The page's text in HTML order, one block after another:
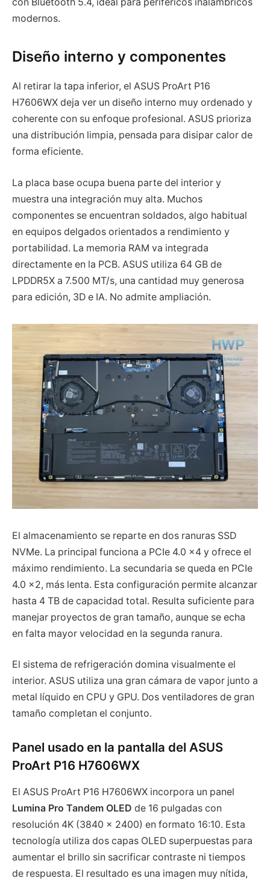
modernos.
Diseño interno y componentes
Al retirar la tapa inferior, el ASUS ProArt P16
H7606WX deja ver un diseño interno muy ordenado y
coherente con su enfoque profesional. ASUS prioriza
una distribución limpia, pensada para disipar calor de
forma eficiente.
La placa base ocupa buena parte del interior y
muestra una integración muy alta. Muchos
componentes se encuentran soldados, algo habitual
en equipos delgados orientados a rendimiento y
portabilidad. La memoria RAM va integrada
directamente en la PCB. ASUS utiliza 64 GB de
LPDDR5X a 7.500 MT/s, una cantidad muy generosa
para edición, 3D e IA. No admite ampliación.
El almacenamiento se reparte en dos ranuras SSD
NVMe. La principal funciona a PCIe 4.0 x4 y ofrece el
máximo rendimiento. La secundaria se queda en PCIe
4.0 x2, más lenta. Esta configuración permite alcanzar
hasta 4 TB de capacidad total. Resulta suficiente para
manejar proyectos de gran tamaño, aunque se echa
en falta mayor velocidad en la segunda ranura.
El sistema de refrigeración domina visualmente el
interior. ASUS utiliza una gran cámara de vapor junto a
metal líquido en CPU y GPU. Dos ventiladores de gran
tamaño completan el conjunto.
Panel usado en la pantalla del ASUS
ProArt P16 H7606WX
El ASUS ProArt P16 H7606WX incorpora un panel
Lumina Pro Tandem OLED de 16 pulgadas con
resolución 4K (3840 × 2400) en formato 16:10. Esta
tecnología utiliza dos capas OLED superpuestas para
aumentar el brillo sin sacrificar contraste ni tiempos
de respuesta. El resultado es una imagen muy nítida,